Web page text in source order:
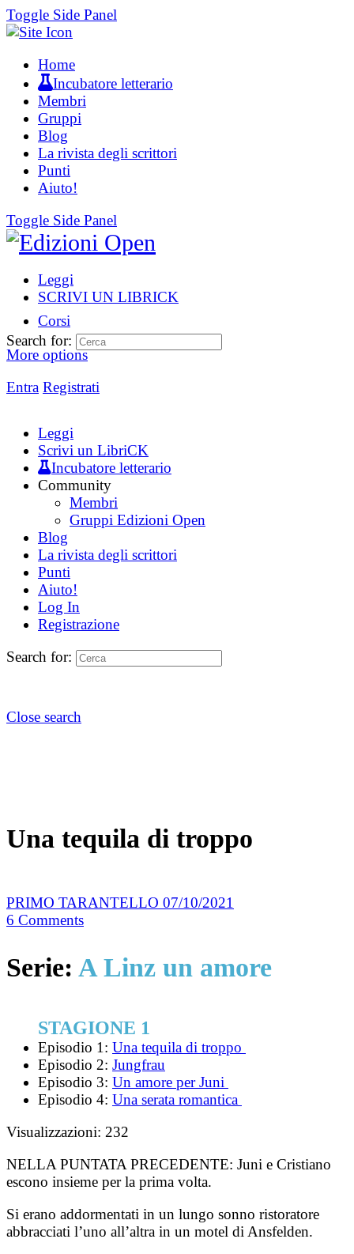
Toggle Side Panel
Home
Incubatore letterario
Membri
Gruppi
Blog
La rivista degli scrittori
Punti
Aiuto!
Toggle Side Panel
Leggi
SCRIVI UN LIBRICK
Corsi
More options
Entra Registrati
Search for:
Leggi
Scrivi un LibriCK
Incubatore letterario
Community
Membri
Gruppi Edizioni Open
Blog
La rivista degli scrittori
Punti
Aiuto!
Log In
Registrazione
Search for:
Close search
Una tequila di troppo
PRIMO TARANTELLO 07/10/2021
6 Comments
Serie: A Linz un amore
STAGIONE 1
Episodio 1: Una tequila di troppo
Episodio 2: Jungfrau
Episodio 3: Un amore per Juni
Episodio 4: Una serata romantica
Visualizzazioni: 232
NELLA PUNTATA PRECEDENTE: Juni e Cristiano
escono insieme per la prima volta.
Si erano addormentati in un lungo sonno ristoratore
abbracciati l’uno all’altra in un motel di Ansfelden.